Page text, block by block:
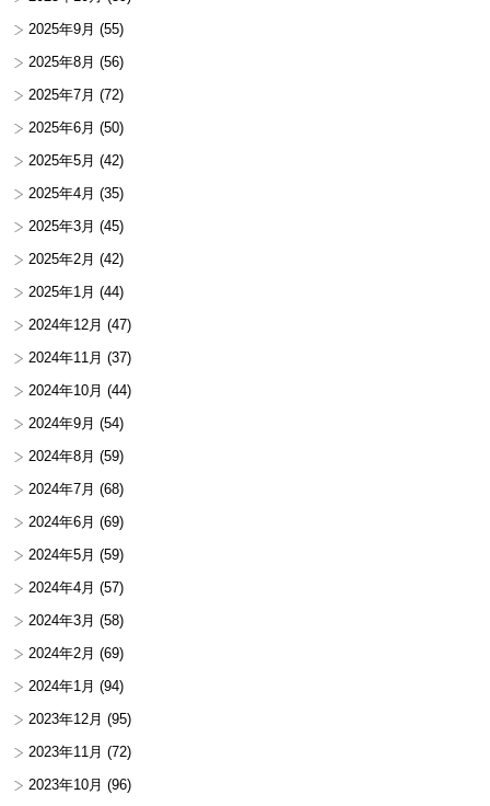
2025年9月 (55)
2025年8月 (56)
2025年7月 (72)
2025年6月 (50)
2025年5月 (42)
2025年4月 (35)
2025年3月 (45)
2025年2月 (42)
2025年1月 (44)
2024年12月 (47)
2024年11月 (37)
2024年10月 (44)
2024年9月 (54)
2024年8月 (59)
2024年7月 (68)
2024年6月 (69)
2024年5月 (59)
2024年4月 (57)
2024年3月 (58)
2024年2月 (69)
2024年1月 (94)
2023年12月 (95)
2023年11月 (72)
2023年10月 (96)